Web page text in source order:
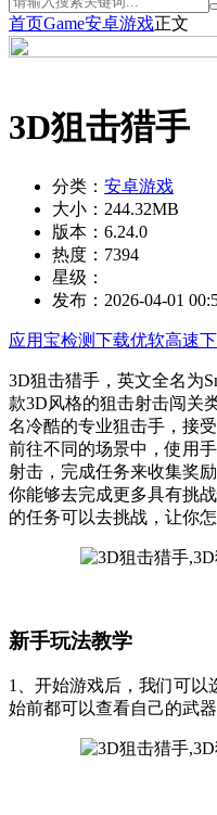
首页Game安卓游戏正文
3D狙击猎手
分类： 安卓游戏
大小： 244.32MB
版本： 6.24.0
热度： 7394
星级：
发布： 2026-04-01
应用宝检测下载优软高速
3D狙击猎手，英文全名为
款3D风格的狙击射击闯关
名冷酷的专业狙击手，接
前往不同的场景中，使用
射击，完成任务来收集奖
你能够去完成更多具有挑
的任务可以去挑战，让你
新手玩法教学
1、开始游戏后，我们可
始前都可以查看自己的武器